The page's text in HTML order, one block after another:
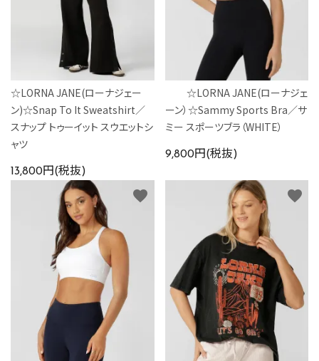
☆LORNA JANE(ローナジェー
ン)☆Snap To It Sweatshirt／
スナップ トゥーイット スウエットシ
ャツ
13,800円(税抜)
☆LORNA JANE(ローナジェ
ーン）☆Sammy Sports Bra／サ
ミー スポーツブラ（WHITE）
9,800円(税抜)
favorite favorite